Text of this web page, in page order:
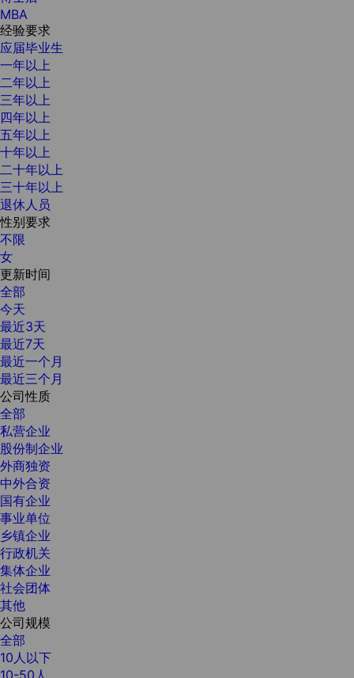
MBA
经验要求
应届毕业生
一年以上
二年以上
三年以上
四年以上
五年以上
十年以上
二十年以上
三十年以上
退休人员
性别要求
不限
女
更新时间
全部
今天
最近3天
最近7天
最近一个月
最近三个月
公司性质
全部
私营企业
股份制企业
外商独资
中外合资
国有企业
事业单位
乡镇企业
行政机关
集体企业
社会团体
其他
公司规模
全部
10人以下
10-50人